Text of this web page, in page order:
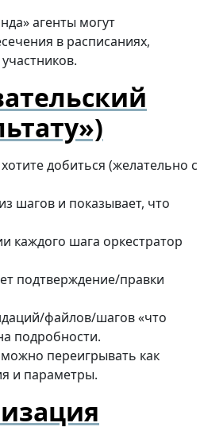
агенты могут
в расписаниях,
добиться (желательно с
из шагов и показывает, что
каждого шага оркестратор
подтверждение/правки
файлов/шагов «что
подробности.
переигрывать как
и параметры.